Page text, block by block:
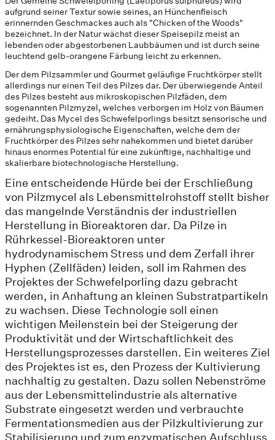
aufgrund seiner Textur sowie seines, an Hünchenfleisch
erinnernden Geschmackes auch als "Chicken of the Woods"
bezeichnet. In der Natur wächst dieser Speisepilz meist an
lebenden oder abgestorbenen Laubbäumen und ist durch seine
leuchtend gelb-orangene Färbung leicht zu erkennen.
Der dem Pilzsammler und Gourmet geläufige Fruchtkörper stellt
allerdings nur einen Teil des Pilzes dar. Der überwiegende Anteil
des Pilzes besteht aus mikroskopischen Pilzfäden, dem
sogenannten Pilzmyzel, welches verborgen im Holz von Bäumen
gedeiht. Das Mycel des Schwefelporlings besitzt sensorische und
ernährungsphysiologische Eigenschaften, welche dem der
Fruchtkörper des Pilzes sehr nahekommen und bietet darüber
hinaus enormes Potential für eine zukünftige, nachhaltige und
skalierbare biotechnologische Herstellung.
Eine entscheidende Hürde bei der Erschließung
von Pilzmycel als Lebensmittelrohstoff stellt bisher
das mangelnde Verständnis der industriellen
Herstellung in Bioreaktoren dar. Da Pilze in
Rührkessel-Bioreaktoren unter
hydrodynamischem Stress und dem Zerfall ihrer
Hyphen (Zellfäden) leiden, soll im Rahmen des
Projektes der Schwefelporling dazu gebracht
werden, in Anhaftung an kleinen Substratpartikeln
zu wachsen. Diese Technologie soll einen
wichtigen Meilenstein bei der Steigerung der
Produktivität und der Wirtschaftlichkeit des
Herstellungsprozesses darstellen. Ein weiteres Ziel
des Projektes ist es, den Prozess der Kultivierung
nachhaltig zu gestalten. Dazu sollen Nebenströme
aus der Lebensmittelindustrie als alternative
Substrate eingesetzt werden und verbrauchte
Fermentationsmedien aus der Pilzkultivierung zur